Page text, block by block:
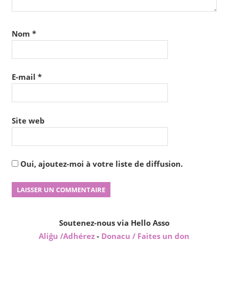
Nom *
E-mail *
Site web
Oui, ajoutez-moi à votre liste de diffusion.
Soutenez-nous via Hello Asso
Aliĝu /Adhérez - Donacu / Faites un don